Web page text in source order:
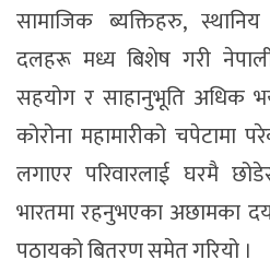
सामाजिक ब्यक्तिहरु, स्थानिय
दलहरू मध्य बिशेष गरी
सहयोग र साहानुभूति अधिक
कोरोना महामारीको चपेटामा
लगाएर परिवारलाई घरमै
भारतमा रहनुभएका अछामका
पठायको बितरण समेत गरियो ।